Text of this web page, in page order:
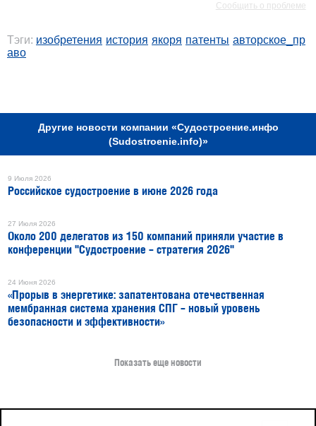
Сообщить о проблеме
Тэги: изобретения история якоря патенты авторское_пр
аво
Другие новости компании «Судостроение.инфо
(Sudostroenie.info)»
9 Июля 2026
Российское судостроение в июне 2026 года
27 Июля 2026
Около 200 делегатов из 150 компаний приняли участие в
конференции "Судостроение – стратегия 2026"
24 Июня 2026
«Прорыв в энергетике: запатентована отечественная
мембранная система хранения СПГ – новый уровень
безопасности и эффективности»
Показать еще новости